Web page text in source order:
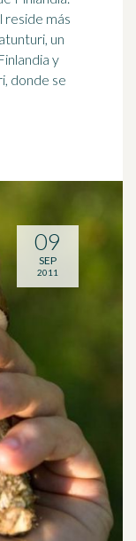
reside más
un
y
09
SEP
2011